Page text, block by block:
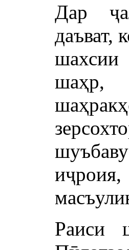
Дар
даъват,
шаҳр,
Раиси